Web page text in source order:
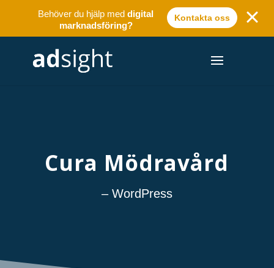
Behöver du hjälp meddigital
marknadsföring?
Kontakta oss
Cura Mödravård
– WordPress